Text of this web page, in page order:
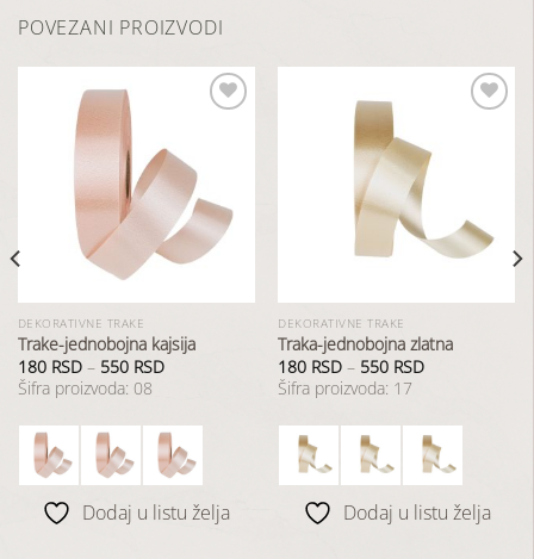
POVEZANI PROIZVODI
listu
želja
DEKORATIVNE TRAKE
Trake-jednobojna kajsija
180 RSD– 550 RSD
Šifra proizvoda: 08
Dodaj u listu želja
želja
DEKORATIVNE TRAKE
Traka-jednobojna zlatna
180 RSD – 550 RSD
Šifra proizvoda: 17
Dodaj u listu želja